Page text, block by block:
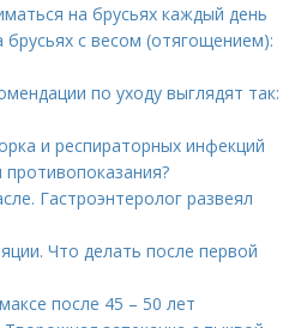
на брусьях каждый день
с весом (отягощением):
по уходу выглядят так:
и респираторных инфекций
Гастроэнтеролог развеял
Что делать после первой
после 45 – 50 лет